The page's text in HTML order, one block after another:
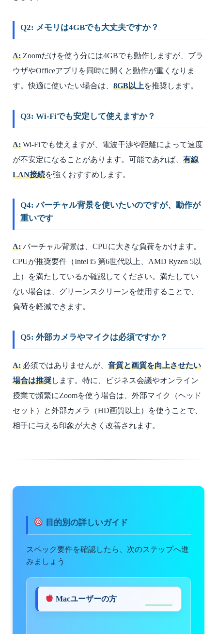
Q2: メモリは4GBでも大丈夫ですか？
A: Zoomだけを使う分には4GBでも動作しますが、ブラ
ウザやOfficeアプリを同時に開くと動作が重くなりま
す。快適に使いたい場合は、 8GB以上を推奨します。
Q3: Wi-Fiでも安定して使えますか？
A: Wi-Fiでも使えますが、電波干渉や距離によって速度
が不安定になることがあります。可能であれば、 有線
LAN接続を強くおすすめします。
Q4: バーチャル背景を使いたいのですが、動作が
重いです
A: バーチャル背景は、CPUに大きな負荷をかけます。
CPUが推奨要件（Intel i5 第6世代以上、AMD Ryzen 5以
上）を満たしているか確認してください。満たしてい
ない場合は、グリーンスクリーンを使用することで、
負荷を軽減できます。
Q5: 外部カメラやマイクは必須ですか？
A: 必須ではありませんが、 音質と画質を向上させたい
場合は推奨します。特に、ビジネス会議やオンライン
授業で頻繁にZoomを使う場合は、外部マイク（ヘッド
セット）と外部カメラ（HD画質以上）を使うことで、
相手に与える印象が大きく改善されます。
目的別の詳しいガイド
スペック要件を確認したら、次のステップへ進
みましょう
Macユーザーの方